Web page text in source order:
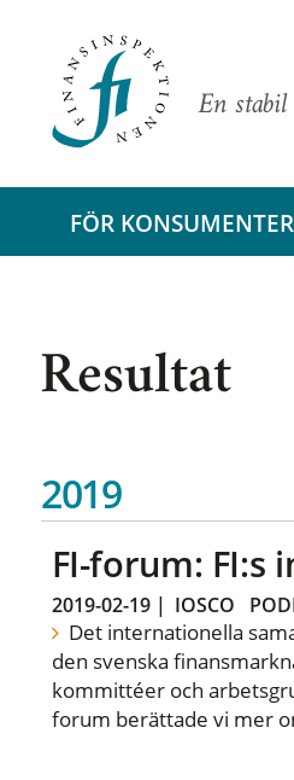
En
FÖR KONSUMENTER
Resultat
2019
FI-forum: FI:s
2019-02-19| IOSCO
Det internationella
den svenska
kommittéer och
forum berättade vi mer